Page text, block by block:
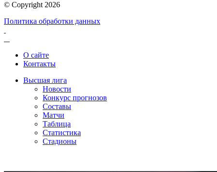
© Copyright 2026
Политика обработки данных
О сайте
Контакты
Высшая лига
Новости
Конкурс прогнозов
Составы
Матчи
Таблица
Статистика
Стадионы